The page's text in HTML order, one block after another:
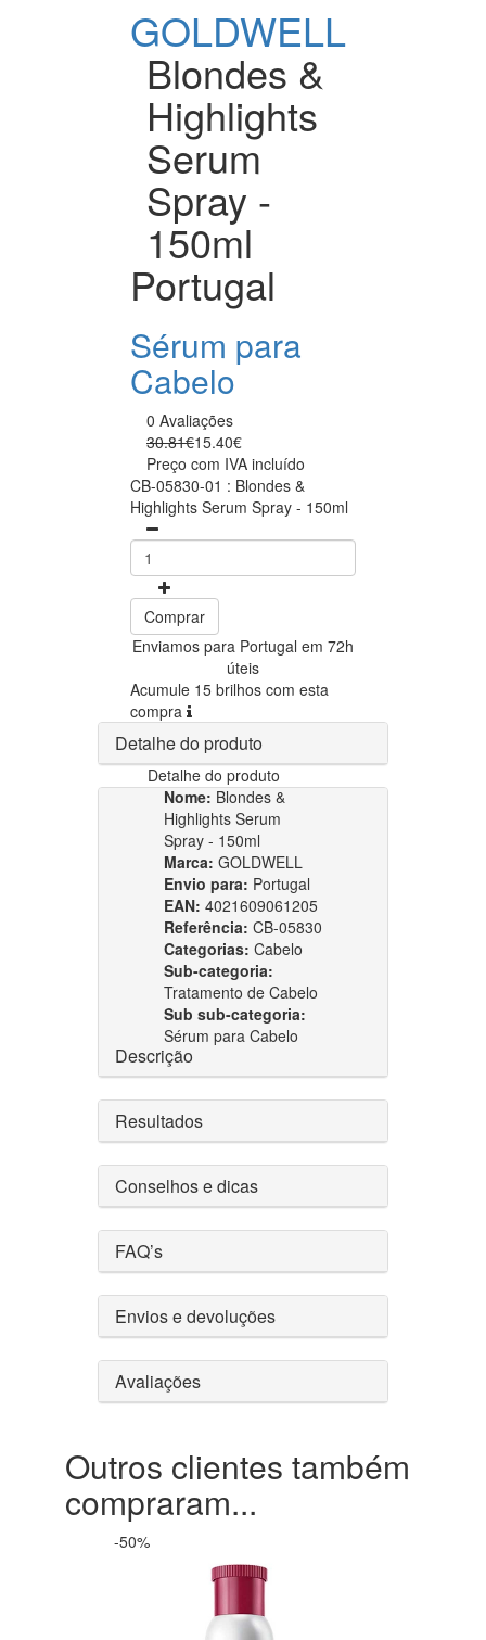
GOLDWELL
Blondes &
Highlights
Serum
Spray -
150ml
Portugal
Sérum para
Cabelo
0 Avaliações
30.81€15.40€
Preço com IVA incluído
CB-05830-01 : Blondes &
Highlights Serum Spray - 150ml
Comprar
Enviamos para Portugal em 72h
úteis
Acumule 15 brilhos com esta
compra
Detalhe do produto
Detalhe do produto
Nome: Blondes &
Highlights Serum
Spray - 150ml
Marca: GOLDWELL
Envio para: Portugal
EAN: 4021609061205
Referência: CB-05830
Categorias: Cabelo
Sub-categoria:
Tratamento de Cabelo
Sub sub-categoria:
Sérum para Cabelo
Descrição
Resultados
Conselhos e dicas
FAQ’s
Envios e devoluções
Avaliações
Outros clientes também
compraram...
-50%